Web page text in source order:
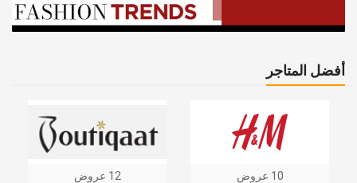
أفضل المتاجر
12 عروض 10 عروض